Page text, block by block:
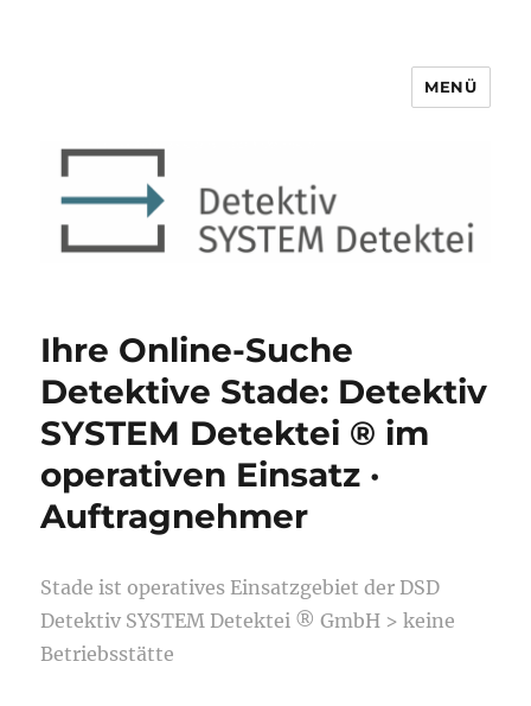
Detektiv SYSTEM Detektei ®
MENÜ
Ihre Online-Suche
Detektive Stade: Detektiv
SYSTEM Detektei ® im
operativen Einsatz ·
Auftragnehmer
Stade ist operatives Einsatzgebiet der DSD
Detektiv SYSTEM Detektei ® GmbH > keine
Betriebsstätte